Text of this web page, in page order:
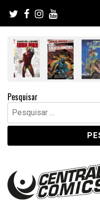
content
Pesquisar
Pesquisar
por: